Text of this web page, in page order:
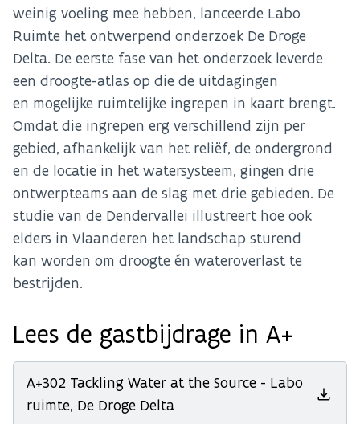
weinig voeling mee hebben, lanceerde Labo
Ruimte het ontwerpend onderzoek De Droge
Delta. De eerste fase van het onderzoek leverde
een droogte-atlas op die de uitdagingen
en mogelijke ruimtelijke ingrepen in kaart brengt.
Omdat die ingrepen erg verschillend zijn per
gebied, afhankelijk van het reliëf, de ondergrond
en de locatie in het watersysteem, gingen drie
ontwerpteams aan de slag met drie gebieden. De
studie van de Dendervallei illustreert hoe ook
elders in Vlaanderen het landschap sturend
kan worden om droogte én wateroverlast te
bestrijden.
Lees de gastbijdrage in A+
A+302 Tackling Water at the Source - Labo
ruimte, De Droge Delta